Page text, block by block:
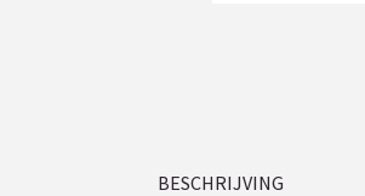
BESCHRIJVING